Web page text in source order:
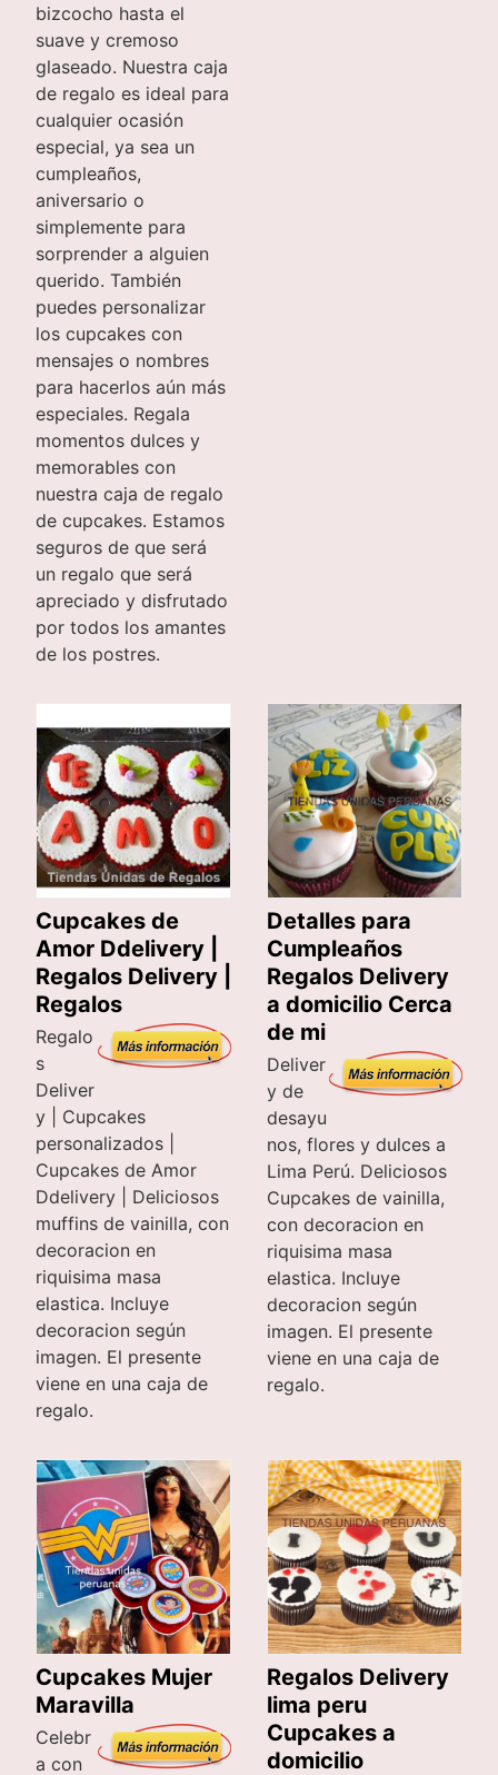
bizcocho hasta el
suave y cremoso
glaseado. Nuestra caja
de regalo es ideal para
cualquier ocasión
especial, ya sea un
cumpleaños,
aniversario o
simplemente para
sorprender a alguien
querido. También
puedes personalizar
los cupcakes con
mensajes o nombres
para hacerlos aún más
especiales. Regala
momentos dulces y
memorables con
nuestra caja de regalo
de cupcakes. Estamos
seguros de que será
un regalo que será
apreciado y disfrutado
por todos los amantes
de los postres.
Cupcakes de
Amor Ddelivery |
Regalos Delivery |
Regalos
Regalo
s
Deliver
y | Cupcakes
personalizados |
Cupcakes de Amor
Ddelivery | Deliciosos
muffins de vainilla, con
decoracion en
riquisima masa
elastica. Incluye
decoracion según
imagen. El presente
viene en una caja de
regalo.
Detalles para
Cumpleaños
Regalos Delivery
a domicilio Cerca
de mi
Deliver
y de
desayu
nos, flores y dulces a
Lima Perú. Deliciosos
Cupcakes de vainilla,
con decoracion en
riquisima masa
elastica. Incluye
decoracion según
imagen. El presente
viene en una caja de
regalo.
Cupcakes Mujer
Maravilla
Celebr
a con
Regalos Delivery
lima peru
Cupcakes a
domicilio